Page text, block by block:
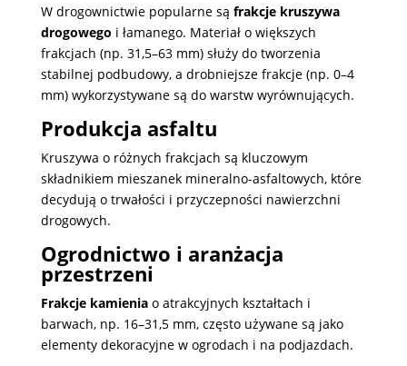
W drogownictwie popularne są frakcje kruszywa
drogowego i łamanego. Materiał o większych
frakcjach (np. 31,5–63 mm) służy do tworzenia
stabilnej podbudowy, a drobniejsze frakcje (np. 0–4
mm) wykorzystywane są do warstw wyrównujących.
Produkcja asfaltu
Kruszywa o różnych frakcjach są kluczowym
składnikiem mieszanek mineralno-asfaltowych, które
decydują o trwałości i przyczepności nawierzchni
drogowych.
Ogrodnictwo i aranżacja
przestrzeni
Frakcje kamieniao atrakcyjnych kształtach i
barwach, np. 16–31,5 mm, często używane są jako
elementy dekoracyjne w ogrodach i na podjazdach.